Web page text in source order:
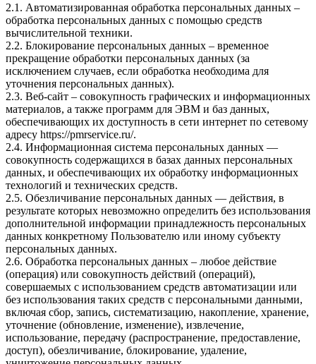
2.1. Автоматизированная обработка персональных данных –
обработка персональных данных с помощью средств
вычислительной техники.
2.2. Блокирование персональных данных – временное
прекращение обработки персональных данных (за
исключением случаев, если обработка необходима для
уточнения персональных данных).
2.3. Веб-сайт – совокупность графических и информационных
материалов, а также программ для ЭВМ и баз данных,
обеспечивающих их доступность в сети интернет по сетевому
адресу https://pmrservice.ru/.
2.4. Информационная система персональных данных —
совокупность содержащихся в базах данных персональных
данных, и обеспечивающих их обработку информационных
технологий и технических средств.
2.5. Обезличивание персональных данных — действия, в
результате которых невозможно определить без использования
дополнительной информации принадлежность персональных
данных конкретному Пользователю или иному субъекту
персональных данных.
2.6. Обработка персональных данных – любое действие
(операция) или совокупность действий (операций),
совершаемых с использованием средств автоматизации или
без использования таких средств с персональными данными,
включая сбор, запись, систематизацию, накопление, хранение,
уточнение (обновление, изменение), извлечение,
использование, передачу (распространение, предоставление,
доступ), обезличивание, блокирование, удаление,